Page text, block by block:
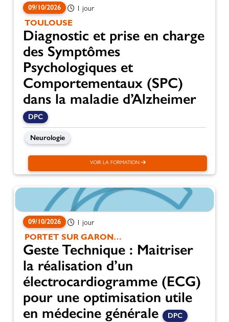
09/10/2026 1 jour
TOULOUSE
Diagnostic et prise en charge
des Symptômes
Psychologiques et
Comportementaux (SPC)
dans la maladie d’Alzheimer
DPC
Neurologie
VOIR LA FORMATION
09/10/2026 1 jour
PORTET SUR GARONNE
Geste Technique : Maitriser
la réalisation d’un
électrocardiogramme (ECG)
pour une optimisation utile
en médecine générale
DPC